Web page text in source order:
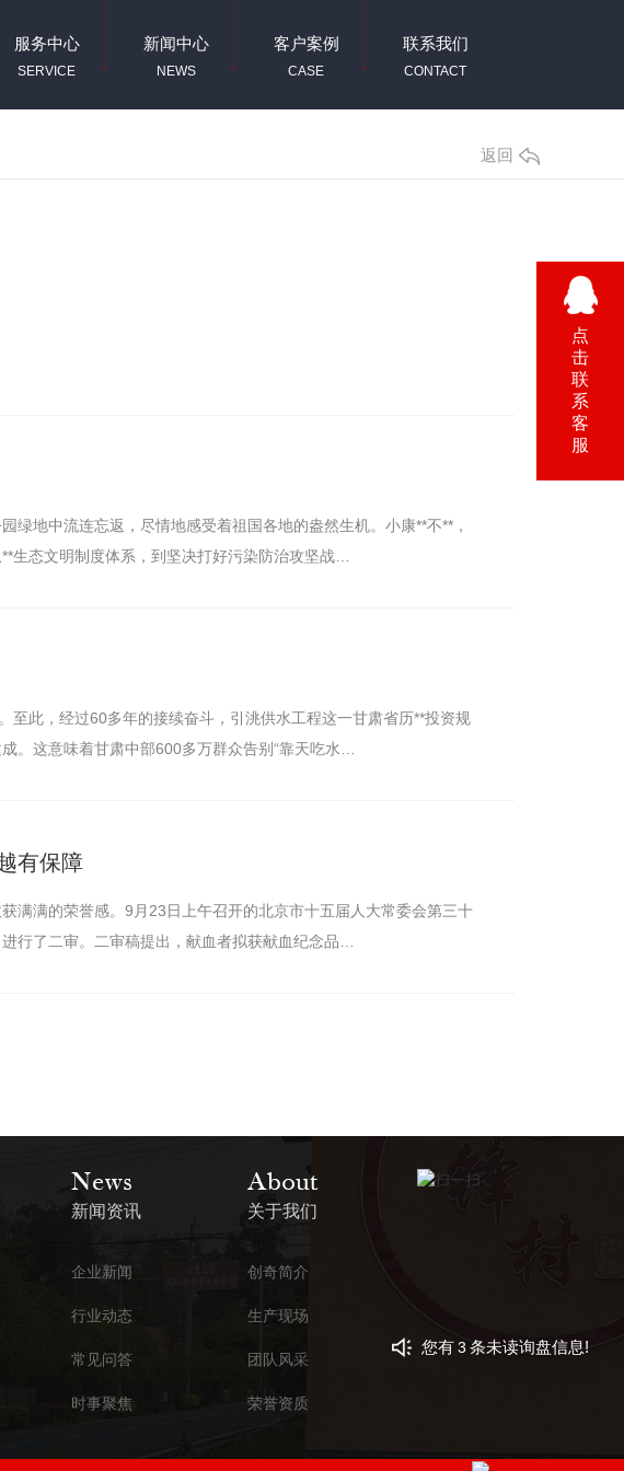
服务中心
SERVICE
新闻中心
NEWS
客户案例
CASE
联系我们
CONTACT
返回
绿地中流连忘返，尽情地感受着祖国各地的盎然生机。小康**不**，
生态文明制度体系，到坚决打好污染防治攻坚战…
至此，经过60多年的接续奋斗，引洮供水工程这一甘肃省历**投资规
。这意味着甘肃中部600多万群众告别“靠天吃水…
有保障
满满的荣誉感。9月23日上午召开的北京市十五届人大常委会第三十
行了二审。二审稿提出，献血者拟获献血纪念品…
新闻资讯
企业新闻
行业动态
常见问答
时事聚焦
关于我们
创奇简介
生产现场
团队风采
荣誉资质
您有3条未读询盘信息!
点
击
联
系
客
服